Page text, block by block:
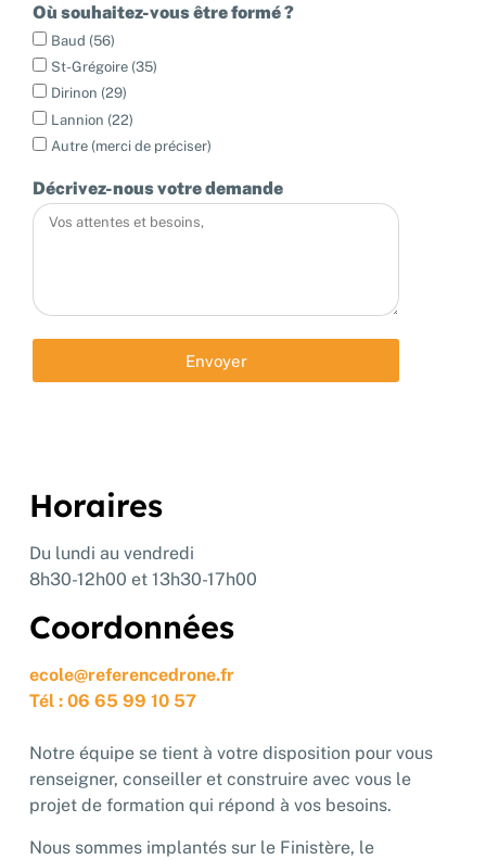
Où souhaitez-vous être formé ?
Baud (56)
St-Grégoire (35)
Dirinon (29)
Lannion (22)
Autre (merci de préciser)
Décrivez-nous votre demande
Envoyer
Horaires
Du lundi au vendredi
8h30-12h00 et 13h30-17h00
Coordonnées
ecole@referencedrone.fr
Tél : 06 65 99 10 57
Notre équipe se tient à votre disposition pour vous
renseigner, conseiller et construire avec vous le
projet de formation qui répond à vos besoins.
Nous sommes implantés sur le Finistère, le